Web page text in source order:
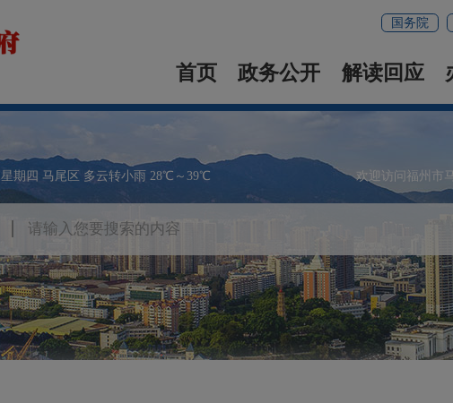
国务院
首页 政务公开 解读回应
星期四 马尾区 多云转小雨 28℃～39℃ 欢迎访问福州市